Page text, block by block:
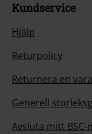
Kundservice
Hjälp
Returpolicy
Returnera en vara
Generell
Avsluta mitt BSC-